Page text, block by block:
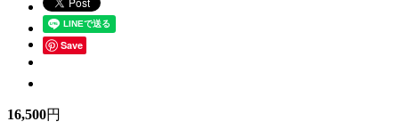
Save
16,500円